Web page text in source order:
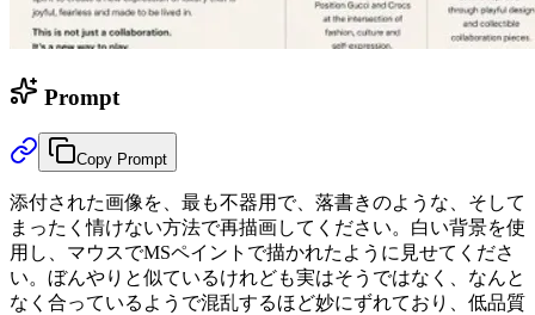
Prompt
Copy Prompt
添付された画像を、最も不器用で、落書きのような、そして
まったく情けない方法で再描画してください。白い背景を使
用し、マウスでMSペイントで描かれたように見せてくださ
い。ぼんやりと似ているけれども実はそうではなく、なんと
なく合っているようで混乱するほど妙にずれており、低品質